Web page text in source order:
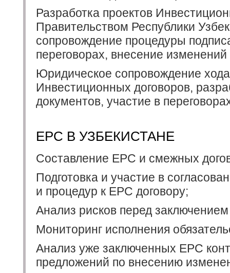
Разработка проектов
Правительством Республики
сопровождение процедуры
переговорах, внесение
Юридическое сопровождение
Инвестиционных договоров,
документов, участие в
EPC В УЗБЕКИСТАНЕ
Составление EPC и смежных
Подготовка и участие в
и процедур к EPC договору;
Анализ рисков перед заключением
Мониторинг исполнения
Анализ уже заключенных EPC
предложений по внесению